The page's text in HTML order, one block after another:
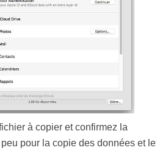
à copier et confirmez la
pour la copie des données et le